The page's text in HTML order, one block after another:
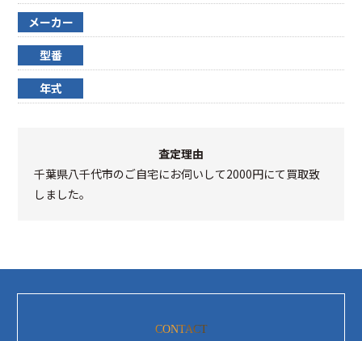
メーカー
型番
年式
査定理由
千葉県八千代市のご自宅にお伺いして2000円にて買取致
しました。
CONTACT